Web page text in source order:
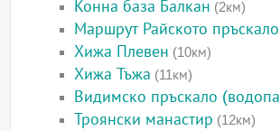
Конна база Балкан (2км)
Маршрут Райското пръскало
Хижа Плевен (10км)
Хижа Тъжа (11км)
Видимско пръскало
Троянски манастир (12км)